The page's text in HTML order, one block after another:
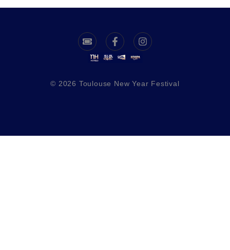
© 2026 Toulouse New Year Festival